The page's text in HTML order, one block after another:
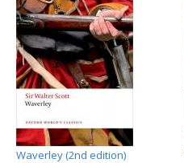
Waverley (2nd edition)